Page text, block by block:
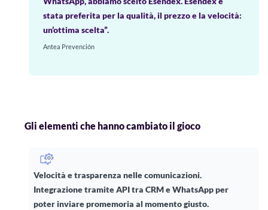
stata preferita per la qualità, il prezzo e la velocità:
un’ottima scelta”.
Antea Prevención
Gli elementi che hanno cambiato il gioco
Velocità e trasparenza nelle comunicazioni.
Integrazione tramite API tra CRM e WhatsApp per
poter inviare promemoria al momento giusto.